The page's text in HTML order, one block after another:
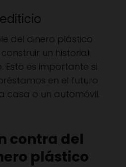
del dinero plástico
un historial
Esto es importante si
en el futuro
casa o un automóvil.
contra del
plástico